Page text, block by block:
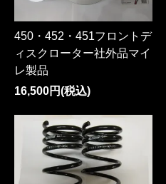
450・452・451フロントデ
ィスクローター社外品マイ
レ製品
16,500円(税込)